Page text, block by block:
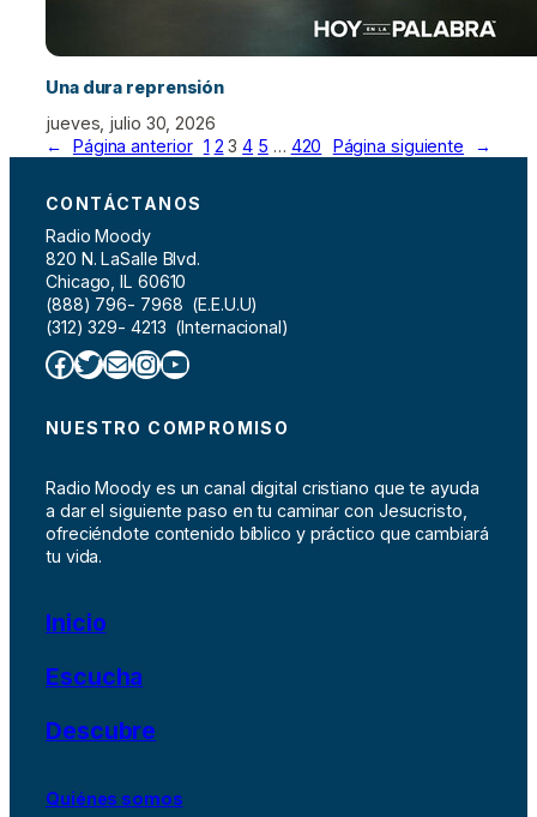
Una dura reprensión
jueves, julio 30, 2026
←
Página anterior 1 2 3 4 5 … 420 Página siguiente →
CONTÁCTANOS
Radio Moody
820 N. LaSalle Blvd.
Chicago, IL 60610
(888) 796- 7968 (E.E.U.U)
(312) 329- 4213 (Internacional)
Facebook Twitter Correo electrónico InstagramYouTube
NUESTRO COMPROMISO
Radio Moody es un canal digital cristiano que te ayuda
a dar el siguiente paso en tu caminar con Jesucristo,
ofreciéndote contenido bíblico y práctico que cambiará
tu vida.
Inicio
Escucha
Descubre
Quiénes somos